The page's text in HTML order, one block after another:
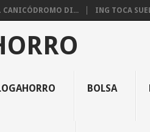
CANICÓDROMO DI... ING TOCA
BOLSA